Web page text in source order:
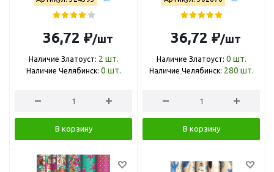
К100_40603
36,72 ₽/шт
Наличие Златоуст: 2 шт.
Наличие Челябинск: 0 шт.
В корзину
36,72 ₽/шт
Наличие Златоуст: 0 шт.
Наличие Челябинск: 280 шт.
В корзину